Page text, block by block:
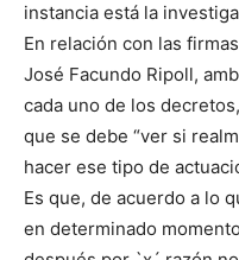
instancia está la
En relación con las
José Facundo Ripoll,
cada uno de los
que se debe “ver si
hacer ese tipo de
Es que, de acuerdo a lo
en determinado